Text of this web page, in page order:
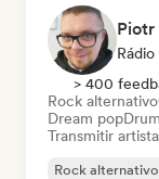
Piotr
Rádio
> 400
Rock alternativo
Dream pop
Transmitir
Rock alternativo